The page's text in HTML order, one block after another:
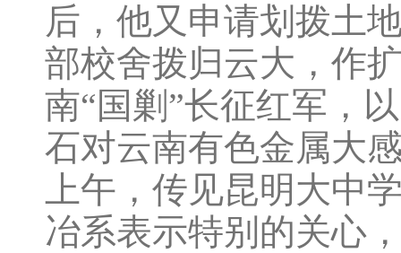
后，他又申请划拨土
部校舍拨归云大，作
南“国剿”长征红军，
石对云南有色金属大
上午，传见昆明大中
冶系表示特别的关心